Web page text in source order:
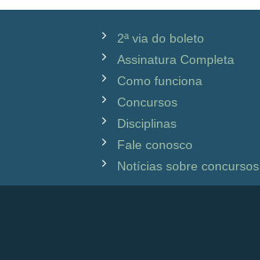
2ª via do boleto
Assinatura Completa
Como funciona
Concursos
Disciplinas
Fale conosco
Notícias sobre concursos